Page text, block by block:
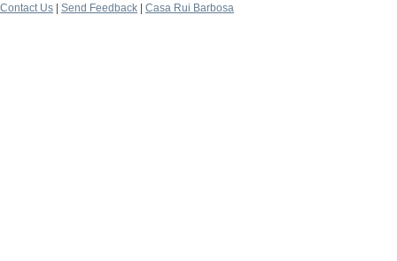
Contact Us
Send Feedback Casa Rui Barbosa